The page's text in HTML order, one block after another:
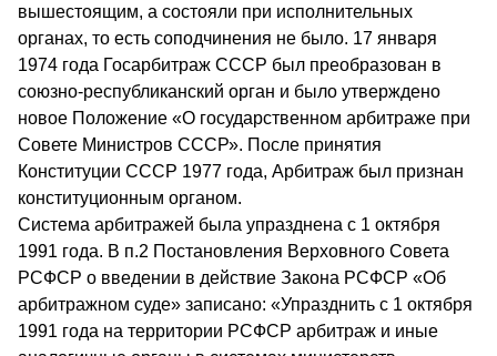
вышестоящим, а состояли при исполнительных
органах, то есть соподчинения не было. 17 января
1974 года Госарбитраж СССР был преобразован в
союзно-республиканский орган и было утверждено
новое Положение «О государственном арбитраже при
Совете Министров СССР». После принятия
Конституции СССР 1977 года, Арбитраж был признан
конституционным органом.
Система арбитражей была упразднена с 1 октября
1991 года. В п.2 Постановления Верховного Совета
РСФСР о введении в действие Закона РСФСР «Об
арбитражном суде» записано: «Упразднить с 1 октября
1991 года на территории РСФСР арбитраж и иные